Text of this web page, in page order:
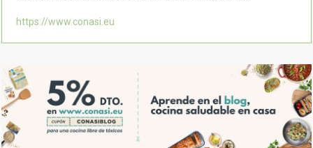
https://www.conasi.eu